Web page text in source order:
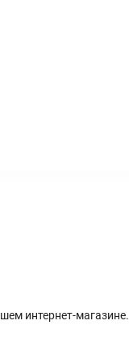
интернет-магазине.